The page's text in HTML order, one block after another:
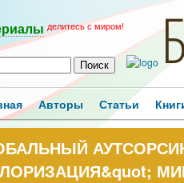
делитесь с миром!
Авторы Статьи